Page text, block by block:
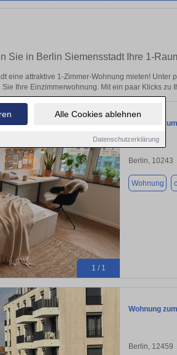
Alle Cookies ablehnen
Datenschutzerklärung
Sie in Berlin Siemensstadt Ihre 1-
eine attraktive 1-Zimmer-Wohnung mieten!
Ihre Einzimmerwohnung. Mit ein paar Klicks zu
1 / 1
Wohnung
Berlin, 10243
Wohnung
Wohnung
Berlin, 12459